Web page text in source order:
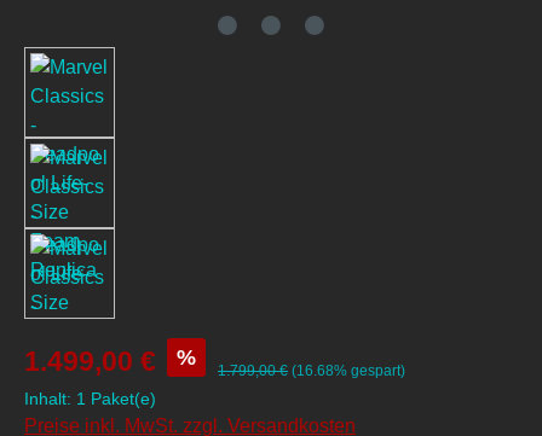
1.499,00 € %
1.799,00 € (16.68% gespart)
Inhalt: 1 Paket(e)
Preise inkl. MwSt. zzgl. Versandkosten